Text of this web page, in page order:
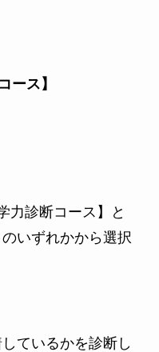
ース】
力診断コース】と
いずれかから選択
ているかを診断し